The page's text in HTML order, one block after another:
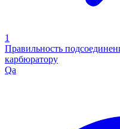
1
Правильность
карбюратору
Qa